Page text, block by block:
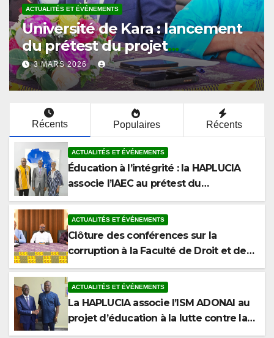
ACTUALITÉS ET ÉVÉNEMENTS
Université de Kara : l’ISPAU
ouvre le cycle de conférences
du prétest sur l’éthique et la
lutte contre la corruption
2 MARS 2026
Récents Populaires Récents
ACTUALITÉS ET ÉVÉNEMENTS
Éducation à l’intégrité : la HAPLUCIA
associe l’IAEC au prétest du
programme anticorruption
ACTUALITÉS ET ÉVÉNEMENTS
Clôture des conférences sur la
corruption à la Faculté de Droit et des
Sciences Politiques de l’Université de
Kara
ACTUALITÉS ET ÉVÉNEMENTS
La HAPLUCIA associe l’ISM ADONAI au
projet d’éducation à la lutte contre la
corruption